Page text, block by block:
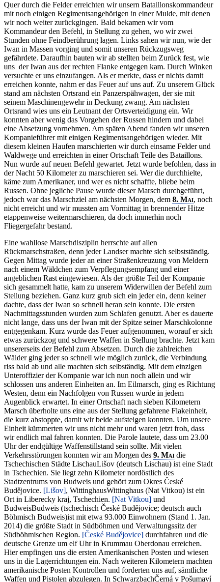
Quer durch die Felder erreichten wir unsern Bataillonskommandeur
mit noch einigen Regimentsangehörigen in einer Mulde, mit denen
wir noch weiter zurückgingen. Bald bekamen wir vom
Kommandeur den Befehl, in Stellung zu gehen, wo wir zwei
Stunden ohne Feindberührung lagen. Links sahen wir nun, wie der
Iwan in Massen vorging und somit unseren Rückzugsweg
gefährdete. Daraufhin bauten wir ab stellten beim Zurück fest, wie
uns der Iwan aus der rechten Flanke entgegen kam. Durch Winken
versuchte er uns einzufangen. Als er merkte, dass er nichts damit
erreichen konnte, nahm er das Feuer auf uns auf. Zu unserem Glück
stand am nächsten Ortsrand ein Panzerspähwagen, der sie mit
seinem Maschinengewehr in Deckung zwang. Am nächsten
Ortsrand wies uns ein Leutnant der Ortsverteidigung ein. Wir
konnten aber wenig das Vorgehen der Russen hindern und dabei
eine Absetzung vornehmen. Am späten Abend fanden wir unseren
Kompanieführer mit einigen Regimentsangehörigen wieder. Mit
diesem kleinen Haufen marschierten wir durch einsame Felder und
Waldwege und erreichten in einer Ortschaft Teile des Bataillons.
Nun wurde auf neuen Befehl gewartet. Jetzt wurde befohlen, dass in
der Nacht 50 Kilometer zu marschieren sei. Wer die durchhielte,
käme zum Amerikaner, und wer es nicht schaffte, bliebe beim
Russen. Ohne jegliche Pause wurde dieser Marsch durchgeführt,
jedoch war das Marschziel am nächsten Morgen, dem 8. Mai, noch
nicht erreicht und wir mussten am Vormittag in brennender Hitze
etappenweise weitermarschieren, da doch immerhin noch
Fliegergefahr bestand.
Eine wahllose Marschdisziplin herrschte auf allen
Rückmarschstraßen, denn jeder Landser machte sich selbstständig.
Gegen Mittag wurde jeder an einer Straßenkreuzung von Meldern
nach einem Wäldchen zum Verpflegungsempfang und einer
angeblichen Rast eingewiesen. Als der größte Teil der Kompanie
sich gesammelt hatte, kam zu unserem Widerwillen der Befehl zum
Stellung beziehen. Ganz kurz grub sich ein jeder ein, denn keiner
dachte, dass der Iwan so schnell heran sein konnte. Die ersten
Nachmittagsstunden wurden zum Schlafen genutzt. Aber es dauerte
nicht lange, dass uns der Iwan mit der Spitze seiner Marschkolonne
entgegenkam. Kurz wurde das Feuer aufgenommen, worauf er sich
etwas zurückzog und schwere Waffen in Stellung brachte. Jetzt kam
unsererseits der Befehl zum Absetzen. Durch die zahlreichen
Wälder ging jeder so schnell wie möglich zurück, die Verbindung
riss bald ab und alle machten sich selbständig. Mit dem einzigen
Unteroffizier der Kompanie war ich nun noch allein und wir
schlossen uns anderen Einheiten an. Im Eilmarsch, ging es Richtung
Westen, denn ein Nachfolgen von Russen wurde in jedem
Augenblick erwartet. In einer Ortschaft nach sieben Kilometern
Marsch überholte uns eine aus der Stellung gefahrene Flakeinheit,
die kurz abstoppte, damit wir beide aufsteigen konnten. Um unsere
Einheit kümmerten wir uns nicht mehr und waren jetzt froh, dass
wir endlich mal fahren konnten. Die Parole lautete, dass um 23.00
Uhr der endgültige Waffenstillstand sein sollte. Mit vielen
Verkehrsstörungen konnten wir am Morgen des 9. Mai die
Tschechischen Städte LischauLišov (deutsch Lischau) ist eine Stadt
in Tschechien. Sie liegt zehn Kilometer nordöstlich des
Stadtzentrums von Budweis und gehört zum Okres České
Budějovice. Lišov , WittinghausWittinghaus (Nat Vitkou) ist ein
Ort in Liberecky kraj, Tschechien. Nat Vitkou und
BudweisBudweis (tschechisch České Budějovice; deutsch auch
Böhmisch Budweis)ist mit etwa 93.000 Einwohnern (Stand 1. Jan.
2014) die größte Stadt in Südböhmen und Verwaltungssitz der
Südböhmischen Region. České Budějovice durchfahren und die
deutsche Grenze um elf Uhr in Krummau Oberdonau erreichen.
Hier empfingen uns die ersten Amerikanischen Posten und wiesen
uns in die Lagerrichtungen ein. Nach weiteren Kilometern machten
amerikanische Posten Kontrollen und forderten uns auf, sämtliche
Waffen und Pistolen abzulegen. In SchwarzbachČerná v Pošumaví